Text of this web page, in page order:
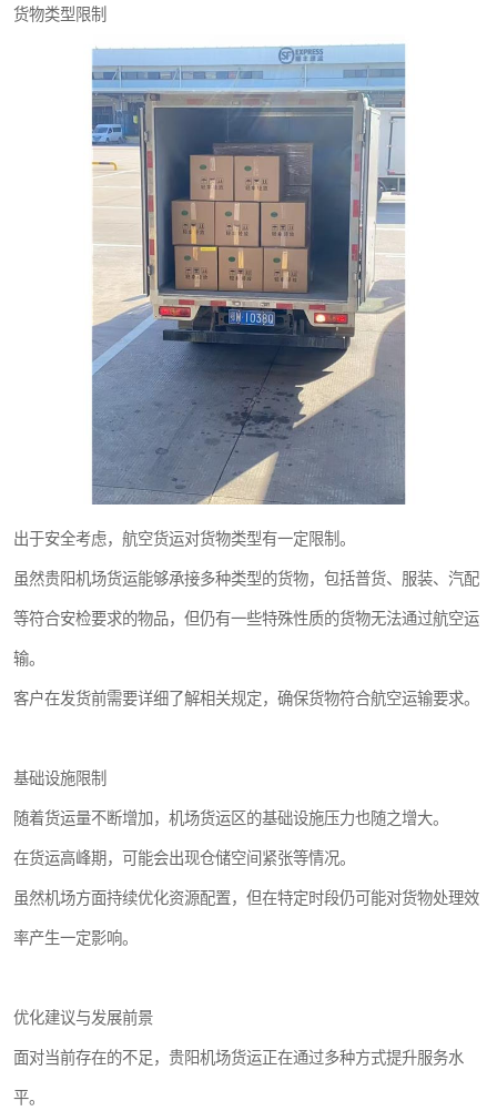
货物类型限制
出于安全考虑，航空货运对货物类型有一定限制。
虽然贵阳机场货运能够承接多种类型的货物，包括普货、服装、汽配
等符合安检要求的物品，但仍有一些特殊性质的货物无法通过航空运
输。
客户在发货前需要详细了解相关规定，确保货物符合航空运输要求。
基础设施限制
随着货运量不断增加，机场货运区的基础设施压力也随之增大。
在货运高峰期，可能会出现仓储空间紧张等情况。
虽然机场方面持续优化资源配置，但在特定时段仍可能对货物处理效
率产生一定影响。
优化建议与发展前景
面对当前存在的不足，贵阳机场货运正在通过多种方式提升服务水
平。